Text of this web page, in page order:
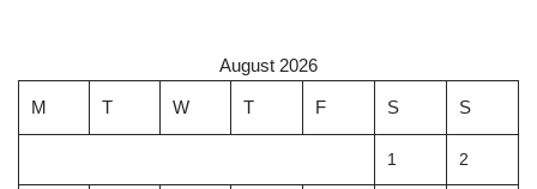
August 2026
M T W T F S S
1 2